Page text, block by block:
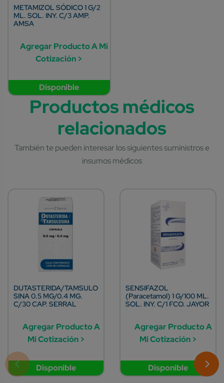
Disponible
METAMIZOL SÓDICO 1 G/2
ML. SOL. INY. C/3 AMP.
AMSA
Agregar Producto A Mi
Cotización >
Disponible
DUTASTERIDA/TAMSULO
SINA 0.5 MG/0.4 MG.
C/30 CAP. SERRAL
Agregar Producto A
Mi Cotización >
Disponible
SENSIFAZOL
(Paracetamol) 1 G/100 ML.
SOL. INY. C/1 FCO. JAYOR
Agregar Producto A
Mi Cotización >